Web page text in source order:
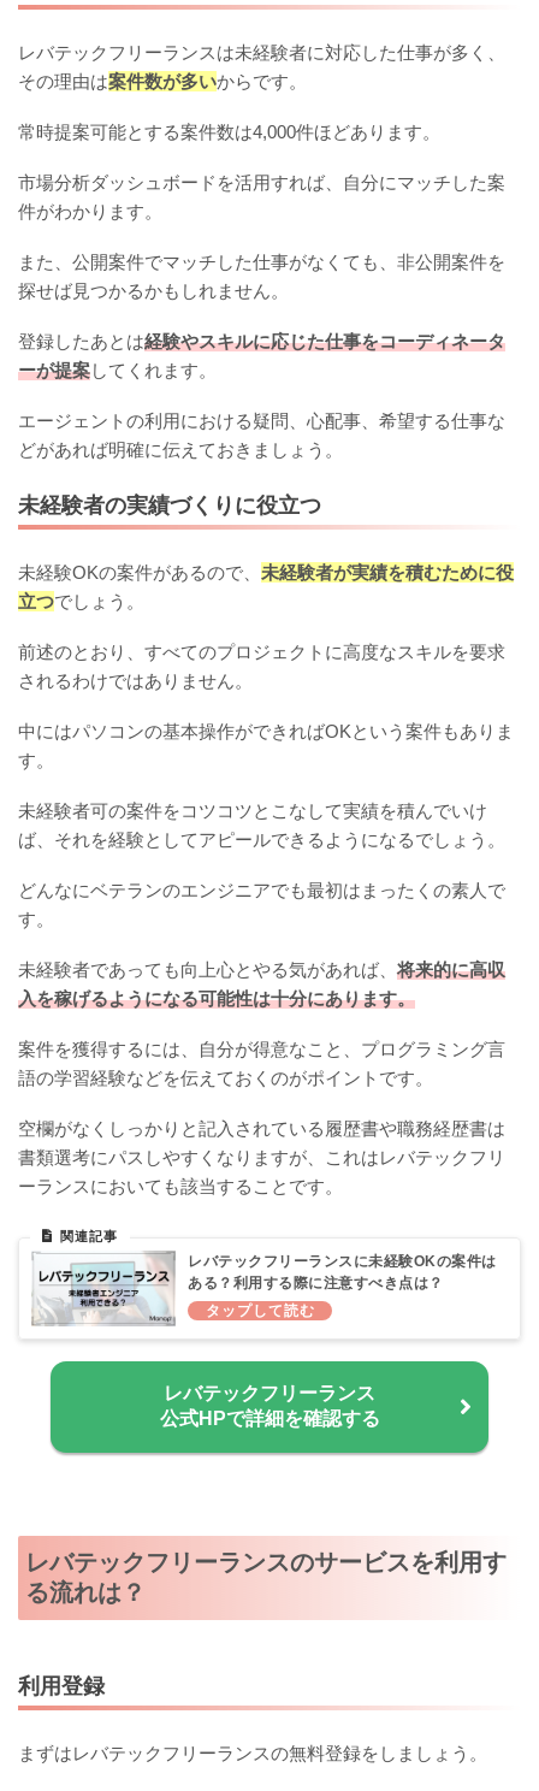
レバテックフリーランスは未経験者に対応した仕事が多く、
その理由は案件数が多いからです。
常時提案可能とする案件数は4,000件ほどあります。
市場分析ダッシュボードを活用すれば、自分にマッチした案
件がわかります。
また、公開案件でマッチした仕事がなくても、非公開案件を
探せば見つかるかもしれません。
登録したあとは経験やスキルに応じた仕事をコーディネータ
ーが提案してくれます。
エージェントの利用における疑問、心配事、希望する仕事な
どがあれば明確に伝えておきましょう。
未経験者の実績づくりに役立つ
未経験OKの案件があるので、 未経験者が実績を積むために役
立つでしょう。
前述のとおり、すべてのプロジェクトに高度なスキルを要求
されるわけではありません。
中にはパソコンの基本操作ができればOKという案件もありま
す。
未経験者可の案件をコツコツとこなして実績を積んでいけ
ば、それを経験としてアピールできるようになるでしょう。
どんなにベテランのエンジニアでも最初はまったくの素人で
す。
未経験者であっても向上心とやる気があれば、 将来的に高収
入を稼げるようになる可能性は十分にあります。
案件を獲得するには、自分が得意なこと、プログラミング言
語の学習経験などを伝えておくのがポイントです。
空欄がなくしっかりと記入されている履歴書や職務経歴書は
書類選考にパスしやすくなりますが、これはレバテックフリ
ーランスにおいても該当することです。
レバテックフリーランスに未経験OKの案件は
ある？利用する際に注意すべき点は？
レバテックフリーランス
公式HPで詳細を確認する
レバテックフリーランスのサービスを利用す
る流れは？
利用登録
まずはレバテックフリーランスの無料登録をしましょう。